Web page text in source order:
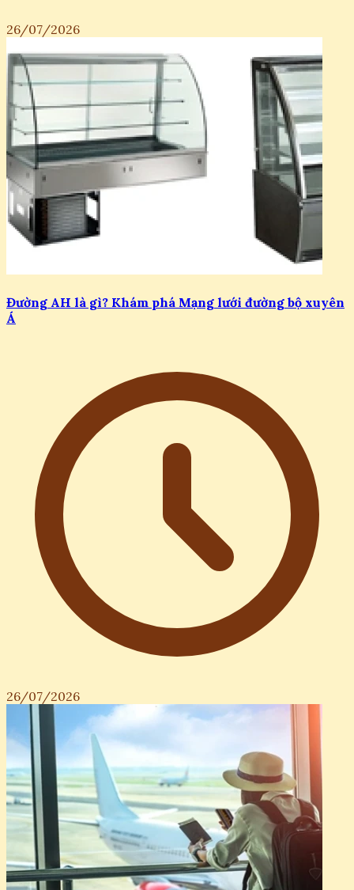
26/07/2026
Đường AH là gì? Khám phá Mạng lưới đường bộ xuyên
Á
26/07/2026